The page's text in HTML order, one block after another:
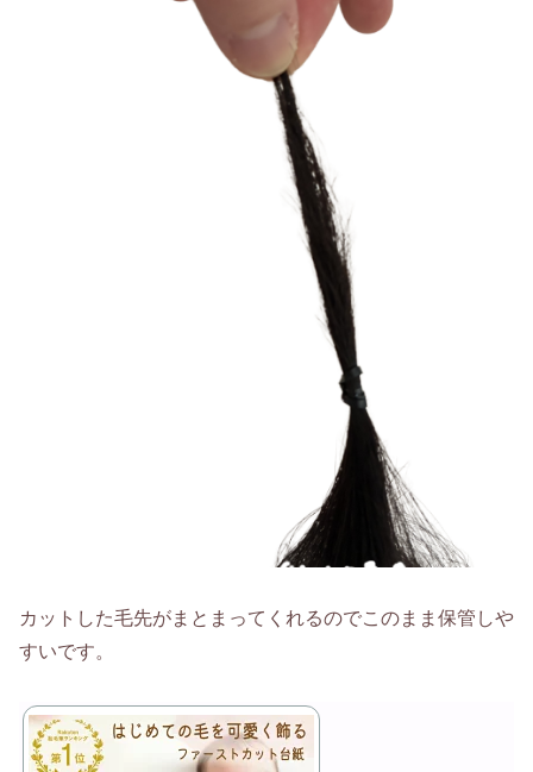
カットした毛先がまとまってくれるのでこのまま保管しや
すいです。